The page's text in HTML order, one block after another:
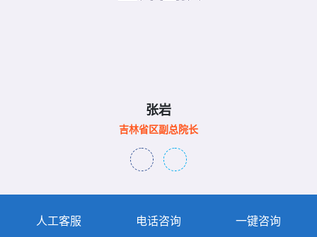
张岩
吉林省区副总院长
人工客服 电话咨询 一键咨询